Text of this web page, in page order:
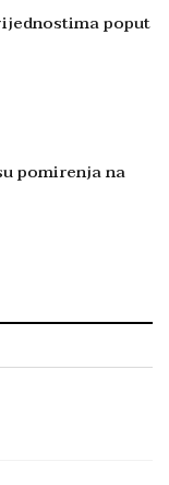
poput
pomirenja na